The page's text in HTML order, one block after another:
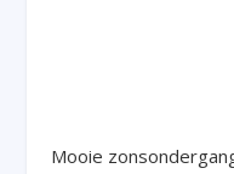
Mooie